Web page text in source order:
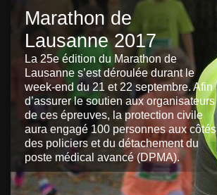
Marathon de
Lausanne 2017
La 25e édition du Marathon de
Lausanne s’est déroulée durant le
week-end du 21 et 22 septembre. Afin
d’assurer le soutien aux organisateurs
de ces épreuves, la protection civile
aura engagé 100 personnes aux côtés
des policiers et du détachement du
poste médical avancé (DPMA).